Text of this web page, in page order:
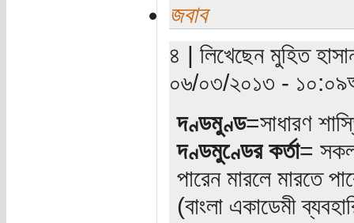
জবাব
৪ | লিখেছেন মুহিত
০৬/০৩/২০১৩ -
দণ্ডমুণ্ড=সাধারণ
দণ্ডমুণ্ডের কর্তা= সকল
পারেন মারলে মারতে
(বাংলা একাডেমী